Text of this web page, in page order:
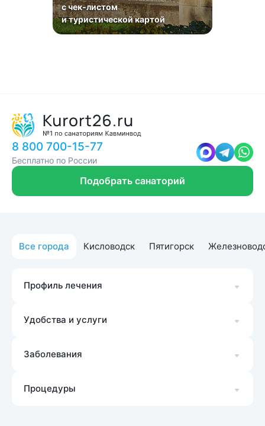
с чек-листом
и туристической картой
8 800 700-15-77
Бесплатно по России
Подобрать санаторий
Все города Кисловодск Пятигорск
Профиль лечения
Удобства и услуги
Заболевания
Процедуры